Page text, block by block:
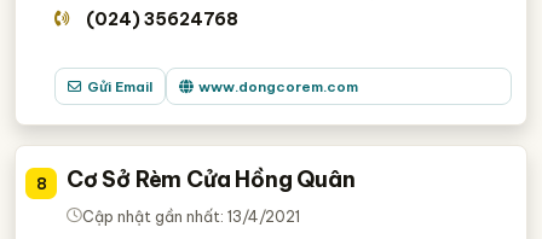
(024) 35624768
Gửi Email www.dongcorem.com
8 Cơ Sở Rèm Cửa Hồng Quân
Cập nhật gần nhất: 13/4/2021